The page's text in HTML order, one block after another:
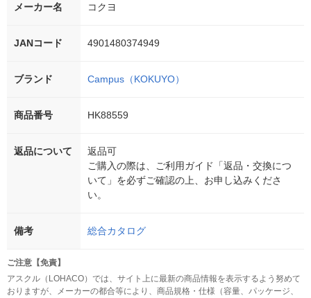
メーカー名 コクヨ
JANコード 4901480374949
ブランド Campus（KOKUYO）
商品番号 HK88559
返品について
返品可
ご購入の際は、ご利用ガイド「返品・交換につ
いて」を必ずご確認の上、お申し込みくださ
い。
備考 総合カタログ
ご注意【免責】
アスクル（LOHACO）では、サイト上に最新の商品情報を表示するよう努めて
おりますが、メーカーの都合等により、商品規格・仕様（容量、パッケージ、